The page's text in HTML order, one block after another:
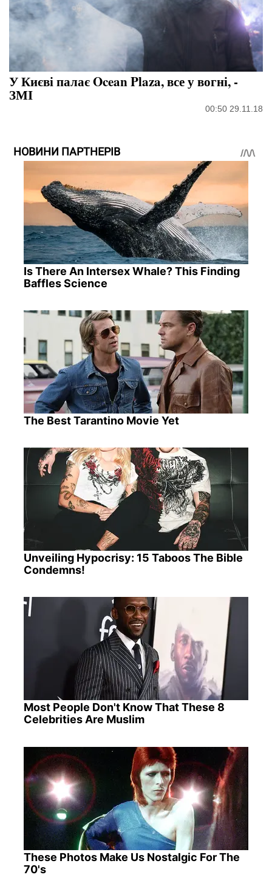
У Києві палає Ocean Plaza, все у вогні, -
ЗМІ
00:50 29.11.18
НОВИНИ ПАРТНЕРІВ
Is There An Intersex Whale? This Finding
Baffles Science
The Best Tarantino Movie Yet
Unveiling Hypocrisy: 15 Taboos The Bible
Condemns!
Most People Don't Know That These 8
Celebrities Are Muslim
These Photos Make Us Nostalgic For The
70's